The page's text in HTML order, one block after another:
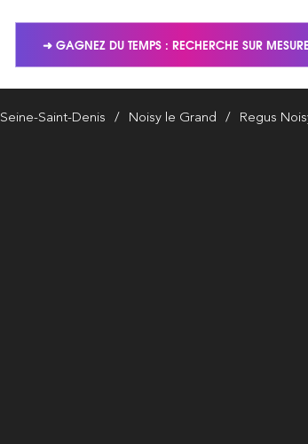
➜ GAGNEZ DU TEMPS : RECHERCHE SUR MESURE
Seine-Saint-Denis Noisy le Grand Regus